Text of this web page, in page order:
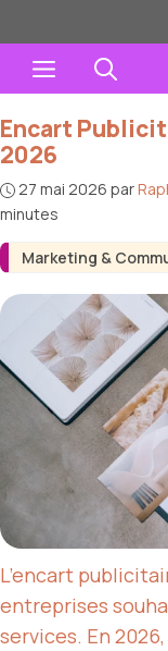
au
contenuMenu
Marketing &
Encart
2026
27 mai 2026 par
minutes
L’encart
entreprises
services. En